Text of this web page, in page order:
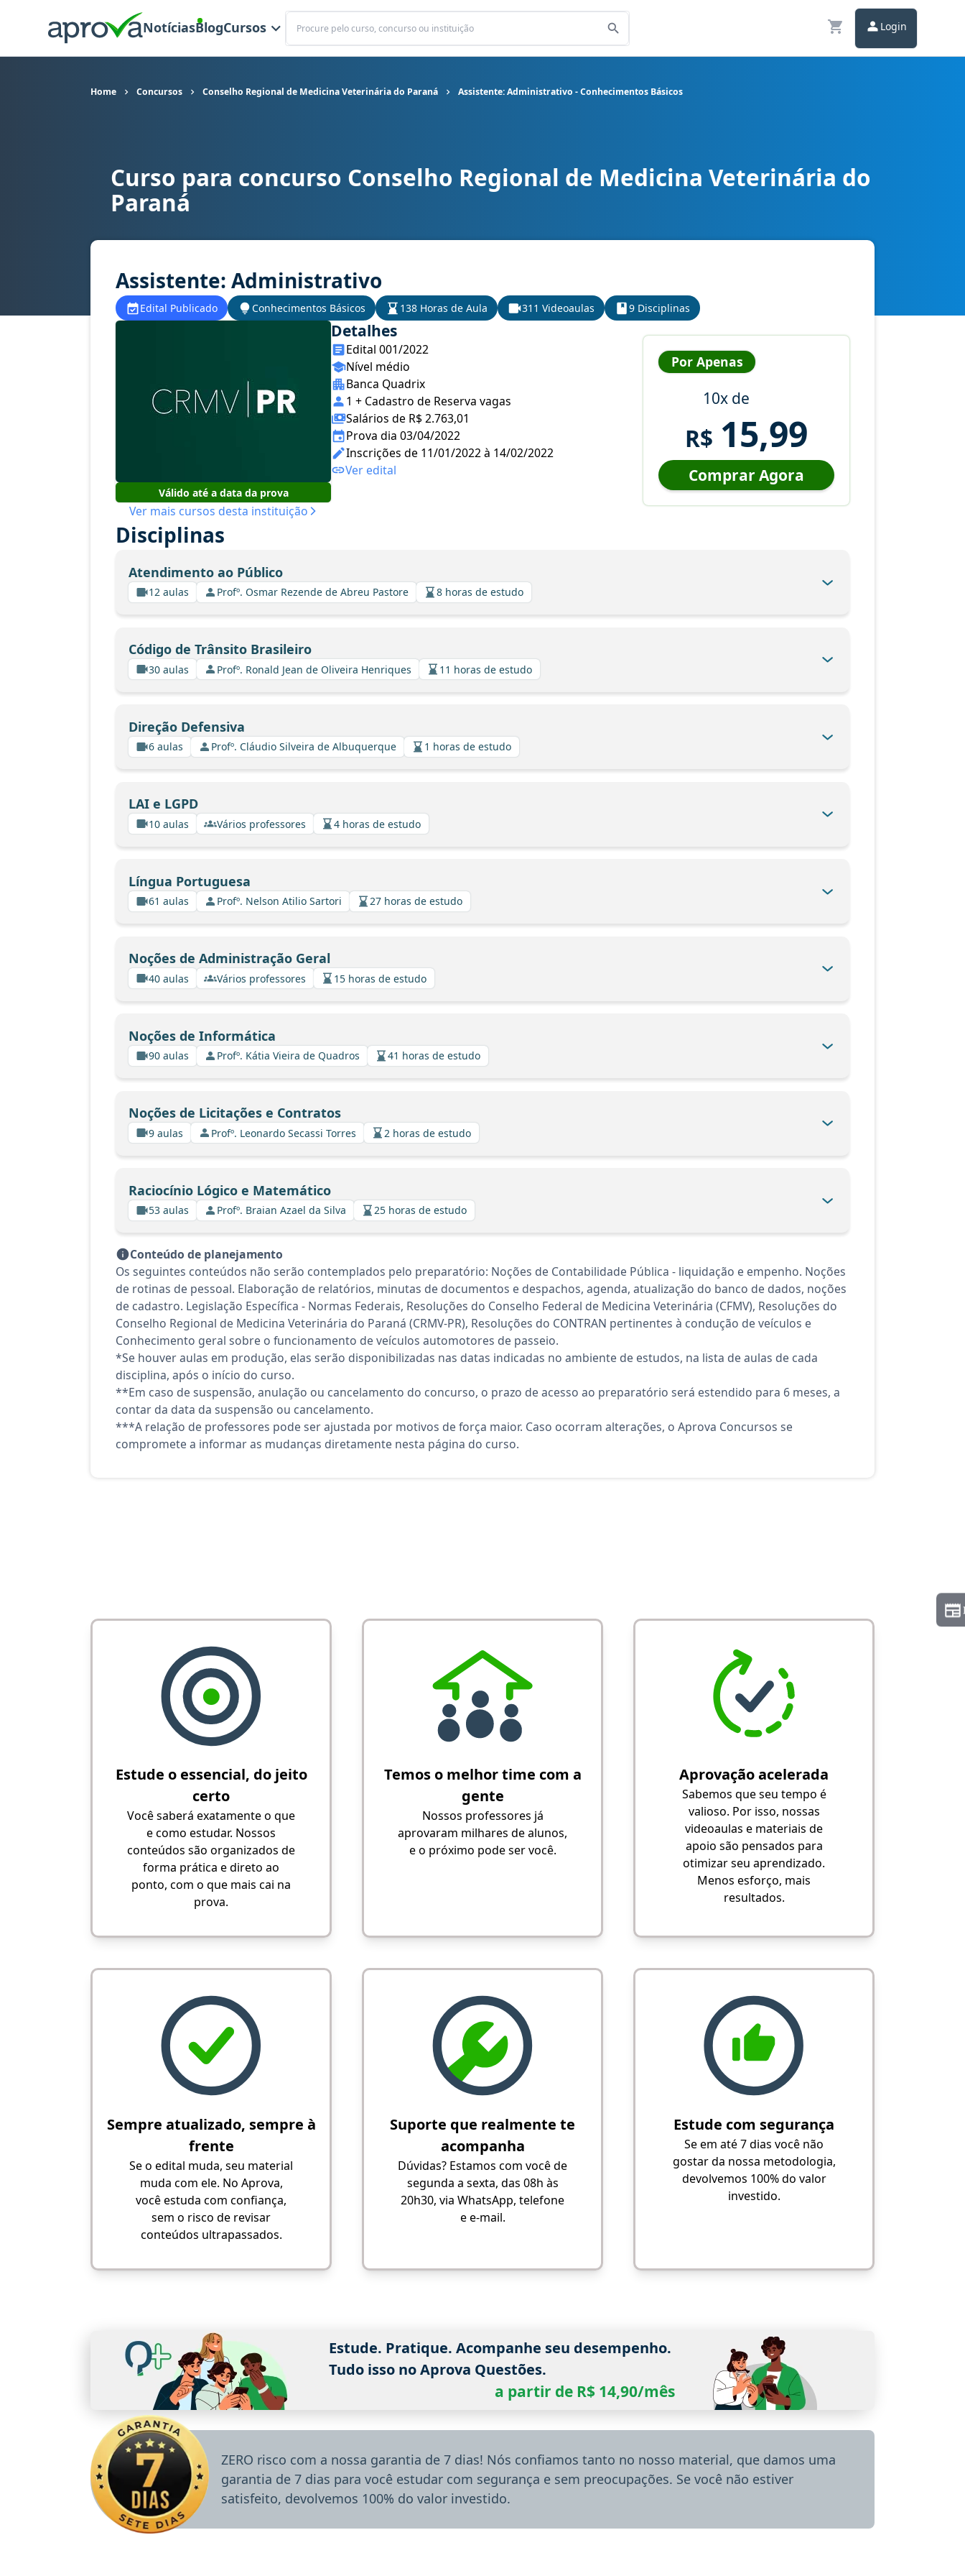
NotíciasBlogCursos
Buscar
Login
Home Concursos Conselho Regional de Medicina Veterinária do Paraná Assistente: Administrativo - Conhecimentos Básicos
Curso para concurso CRMV PR - Conselho Regional de Medicina Veterinária do Paraná cargo Assistente: Administrativo - Conhecimentos Básicos
Curso para concurso Conselho Regional de Medicina Veterinária do
Paraná
Assistente: Administrativo
Edital Publicado Conhecimentos Básicos 138 Horas de Aula 311 Videoaulas 9 Disciplinas
Válido até a data da prova
Ver mais cursos desta instituição
Detalhes
Edital 001/2022
Nível médio
Banca Quadrix
1 + Cadastro de Reserva vagas
Salários de R$ 2.763,01
Prova dia 03/04/2022
Inscrições de 11/01/2022 à 14/02/2022
Ver edital
Por Apenas
10x de
R$ 15,99
Comprar Agora
Disciplinas
Atendimento ao Público
12 aulas Profº. Osmar Rezende de Abreu Pastore 8 horas de estudo
Código de Trânsito Brasileiro
30 aulas Profº. Ronald Jean de Oliveira Henriques 11 horas de estudo
Direção Defensiva
6 aulas Profº. Cláudio Silveira de Albuquerque 1 horas de estudo
LAI e LGPD
10 aulas Vários professores 4 horas de estudo
Língua Portuguesa
61 aulas Profº. Nelson Atilio Sartori 27 horas de estudo
Noções de Administração Geral
40 aulas Vários professores 15 horas de estudo
Noções de Informática
90 aulas Profº. Kátia Vieira de Quadros 41 horas de estudo
Noções de Licitações e Contratos
9 aulas Profº. Leonardo Secassi Torres 2 horas de estudo
Raciocínio Lógico e Matemático
53 aulas Profº. Braian Azael da Silva 25 horas de estudo
Conteúdo de planejamento
Os seguintes conteúdos não serão contemplados pelo preparatório: Noções de Contabilidade Pública - liquidação e empenho. Noções
de rotinas de pessoal. Elaboração de relatórios, minutas de documentos e despachos, agenda, atualização do banco de dados, noções
de cadastro. Legislação Específica - Normas Federais, Resoluções do Conselho Federal de Medicina Veterinária (CFMV), Resoluções do
Conselho Regional de Medicina Veterinária do Paraná (CRMV-PR), Resoluções do CONTRAN pertinentes à condução de veículos e
Conhecimento geral sobre o funcionamento de veículos automotores de passeio.
*Se houver aulas em produção, elas serão disponibilizadas nas datas indicadas no ambiente de estudos, na lista de aulas de cada
disciplina, após o início do curso.
**Em caso de suspensão, anulação ou cancelamento do concurso, o prazo de acesso ao preparatório será estendido para 6 meses, a
contar da data da suspensão ou cancelamento.
***A relação de professores pode ser ajustada por motivos de força maior. Caso ocorram alterações, o Aprova Concursos se
compromete a informar as mudanças diretamente nesta página do curso.
Estude o essencial, do jeito
certo
Você saberá exatamente o que
e como estudar. Nossos
conteúdos são organizados de
forma prática e direto ao
ponto, com o que mais cai na
prova.
Temos o melhor time com a
gente
Nossos professores já
aprovaram milhares de alunos,
e o próximo pode ser você.
Aprovação acelerada
Sabemos que seu tempo é
valioso. Por isso, nossas
videoaulas e materiais de
apoio são pensados para
otimizar seu aprendizado.
Menos esforço, mais
resultados.
Sempre atualizado, sempre à
frente
Se o edital muda, seu material
muda com ele. No Aprova,
você estuda com confiança,
sem o risco de revisar
conteúdos ultrapassados.
Suporte que realmente te
acompanha
Dúvidas? Estamos com você de
segunda a sexta, das 08h às
20h30, via WhatsApp, telefone
e e-mail.
Estude com segurança
Se em até 7 dias você não
gostar da nossa metodologia,
devolvemos 100% do valor
investido.
Estude. Pratique. Acompanhe seu desempenho.
Tudo isso no Aprova Questões.
a partir de R$ 14,90/mês
ZERO risco com a nossa garantia de 7 dias! Nós confiamos tanto no nosso material, que damos uma
garantia de 7 dias para você estudar com segurança e sem preocupações. Se você não estiver
satisfeito, devolvemos 100% do valor investido.